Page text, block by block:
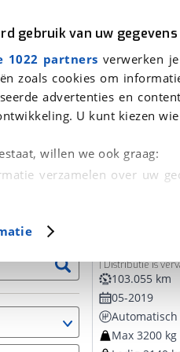
gebruik van uw gegevens
1022 partners verwerken
zoals cookies om
advertenties en
U kunt kiezen
willen we ook graag:
verzamelen over uw
in. U kunt uw
en vergelijkbare
zorgen ervoor dat de
Motor
voor je
| Distributie is
103.055 km
05-2019
Automatisch
Max 3200 kg